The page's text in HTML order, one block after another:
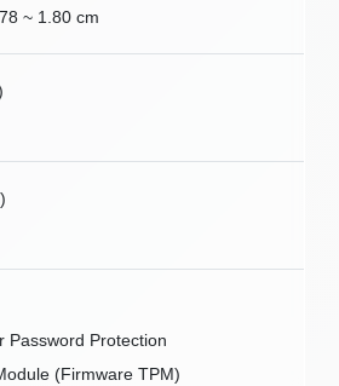
~ 1.80 cm
Password Protection
(Firmware TPM)